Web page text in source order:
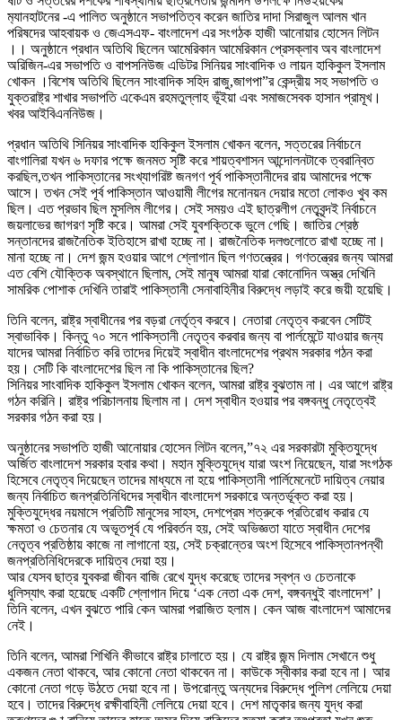
ম‍্যানহাটনের -এ পালিত অনুষ্ঠানে সভাপতিত্ব করেন জাতির দাদা সিরাজুল আলম খান
পরিষদের আহবায়ক ও জেএসএফ- বাংলাদেশ এর সংগঠক হাজী আনোয়ার হোসেন লিটন
।। অনুষ্ঠানে প্রধান অতিথি ছিলেন আমেরিকান আমেরিকান প্রেসক্লাব অব বাংলাদেশ
অরিজিন-এর সভাপতি ও বাপসনিউজ এডিটর সিনিয়র সাংবাদিক ও লায়ন হাকিকুল ইসলাম
খোকন ।বিশেষ অতিথি ছিলেন সাংবাদিক সহিদ রাজু,জাগপা”র কেন্দ্রীয় সহ সভাপতি ও
যুক্তরাষ্ট্র শাখার সভাপতি একেএম রহমতুল্লাহ ভূঁইয়া এবং সমাজসেবক হাসান প্রামূখ।
খবর আইবিএননিউজ।
প্রধান অতিথি সিনিয়র সাংবাদিক হাকিকুল ইসলাম খোকন বলেন, সত্তরের নির্বাচনে
বাংগালিরা যখন ৬ দফার পক্ষে জনমত সৃষ্টি করে শায়ত্বশাসন আন্দোলনটাকে ত্বরান্বিত
করছিল,তখন পাকিস্তানের সংখ্যাগরিষ্ট জনগণ পূর্ব পাকিস্তানীদের রায় আমাদের পক্ষে
আসে। তখন সেই পূর্ব পাকিস্তান আওয়ামী লীগের মনোনয়ন দেয়ার মতো লোকও খুব কম
ছিল। এত প্রভাব ছিল মুসলিম লীগের। সেই সময়ও এই ছাত্রলীগ নেতৃবৃন্দই নির্বাচনে
জয়লাভের জাগরণ সৃষ্টি করে। আমরা সেই যুবশক্তিকে ভুলে গেছি। জাতির শ্রেষ্ঠ
সন্তানদের রাজনৈতিক ইতিহাসে রাখা হচ্ছে না। রাজনৈতিক দলগুলোতে রাখা হচ্ছে না।
মানা হচ্ছে না। দেশ জন্ম হওয়ার আগে শ্লোগান ছিল গণতন্ত্রের। গণতন্ত্রের জন্য আমরা
এত বেশি যৌক্তিক অবস্থানে ছিলাম, সেই মানুষ আমরা যারা কোনোদিন অস্ত্র দেখিনি
সামরিক পোশাক দেখিনি তারাই পাকিস্তানী সেনাবাহিনীর বিরুদ্ধে লড়াই করে জয়ী হয়েছি।
তিনি বলেন, রাষ্ট্র স্বাধীনের পর বড়রা নের্তৃত্ব করবে। নেতারা নেতৃত্ব করবেন সেটিই
স্বাভাবিক। কিন্তু ৭০ সনে পাকিস্তানী নেতৃত্ব করবার জন্য বা পার্লমেন্টে যাওয়ার জন্য
যাদের আমরা নির্বাচিত করি তাদের দিয়েই স্বাধীন বাংলাদেশের প্রথম সরকার গঠন করা
হয়। সেটি কি বাংলাদেশের ছিল না কি পাকিস্তানের ছিল?
সিনিয়র সাংবাদিক হাকিকুল ইসলাম খোকন বলেন, আমরা রাষ্ট্র বুঝতাম না। এর আগে রাষ্ট্র
গঠন করিনি। রাষ্ট্র পরিচালনায় ছিলাম না। দেশ স্বাধীন হওয়ার পর বঙ্গবন্ধু নেতৃত্বেই
সরকার গঠন করা হয়।
অনুষ্ঠানের সভাপতি হাজী আনোয়ার হোসেন লিটন বলেন,”৭২ এর সরকারটা মুক্তিযুদ্ধে
অর্জিত বাংলাদেশ সরকার হবার কথা। মহান মুক্তিযুদ্ধে যারা অংশ নিয়েছেন, যারা সংগঠক
হিসেবে নেতৃত্ব দিয়েছেন তাদের মাধ্যমে না হয়ে পাকিস্তানী পার্লিমেনেটে দায়িত্ব নেয়ার
জন্য নির্বাচিত জনপ্রতিনিধিদের স্বাধীন বাংলাদেশ সরকারে অন্তর্ভূক্ত করা হয়।
মুক্তিযুদ্ধের নয়মাসে প্রতিটি মানুসের সাহস, দেশপ্রেম শত্রুকে প্রতিরোধ করার যে
ক্ষমতা ও চেতনার যে অভূতপূর্ব যে পরিবর্তন হয়, সেই অভিজ্ঞতা যাতে স্বাধীন দেশের
নেতৃত্ব প্রতিষ্ঠায় কাজে না লাগানো হয়, সেই চক্রান্তের অংশ হিসেবে পাকিস্তানপন্থী
জনপ্রতিনিধিদেরকে দায়িত্ব দেয়া হয়।
আর যেসব ছাত্র যুবকরা জীবন বাজি রেখে যুদ্ধ করেছে তাদের স্বপ্ন ও চেতনাকে
ধুলিস্যাৎ করা হয়েছে একটি শ্লোগান দিয়ে ‘এক নেতা এক দেশ, বঙ্গবন্ধুই বাংলাদেশ’।
তিনি বলেন, এখন বুঝতে পারি কেন আমরা পরাজিত হলাম। কেন আজ বাংলাদেশ আমাদের
নেই।
তিনি বলেন, আমরা শিখিনি কীভাবে রাষ্ট্র চালাতে হয়। যে রাষ্ট্র জন্ম দিলাম সেখানে শুধু
একজন নেতা থাকবে, আর কোনো নেতা থাকবেন না। কাউকে স্বীকার করা হবে না। আর
কোনো নেতা গড়ে উঠতে দেয়া হবে না। উপরোন্তু অন্যদের বিরুদ্ধে পুলিশ লেলিয়ে দেয়া
হবে। তাদের বিরুদ্ধে রক্ষীবাহিনী লেলিয়ে দেয়া হবে। দেশ মাতৃকার জন্য যুদ্ধ করা